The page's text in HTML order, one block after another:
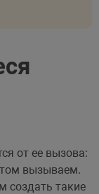
от ее вызова:
вызываем.
создать такие